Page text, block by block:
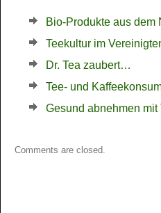
Bio-Produkte aus dem
Teekultur im
Dr. Tea zaubert…
Tee- und
Gesund abnehmen mit
Comments are closed.